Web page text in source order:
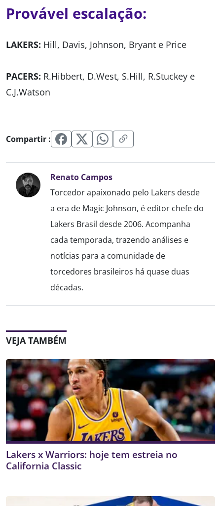
Provável escalação:
LAKERS: Hill, Davis, Johnson, Bryant e Price
PACERS: R.Hibbert, D.West, S.Hill, R.Stuckey e
C.J.Watson
Compartir :
Renato Campos
Torcedor apaixonado pelo Lakers desde
a era de Magic Johnson, é editor chefe do
Lakers Brasil desde 2006. Acompanha
cada temporada, trazendo análises e
notícias para a comunidade de
torcedores brasileiros há quase duas
décadas.
VEJA TAMBÉM
Lakers x Warriors: hoje tem estreia no
California Classic